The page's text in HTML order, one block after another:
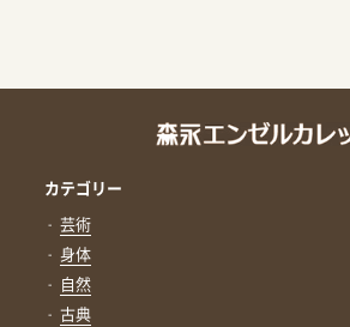
カテゴリー
芸術
身体
自然
古典